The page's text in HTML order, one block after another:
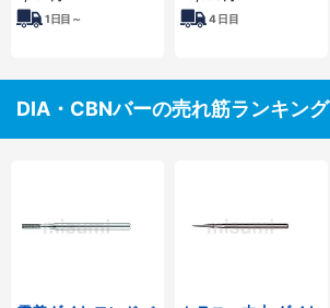
1日目～ 4日目
DIA・CBNバーの売れ筋ランキング